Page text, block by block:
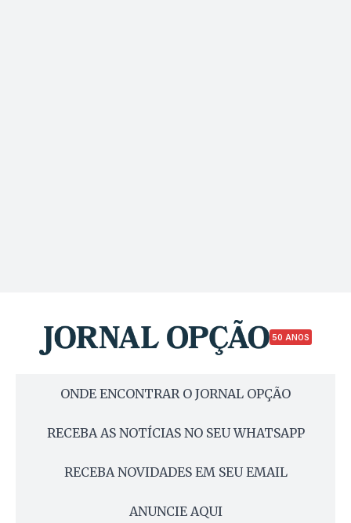
50 ANOS
ONDE ENCONTRAR O JORNAL OPÇÃO
RECEBA AS NOTÍCIAS NO SEU WHATSAPP
RECEBA NOVIDADES EM SEU EMAIL
ANUNCIE AQUI